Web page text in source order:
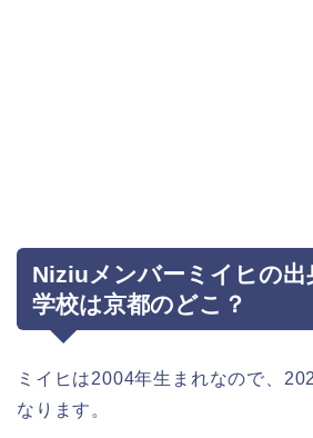
Niziuメンバーミイヒの出
学校は京都のどこ？
ミイヒは2004年生まれなので、
なります。